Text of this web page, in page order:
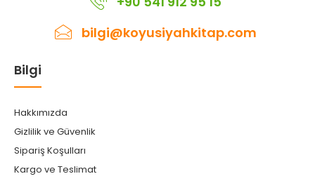
bilgi@koyusiyahkitap.com
Bilgi
Hakkımızda
Gizlilik ve Güvenlik
Sipariş Koşulları
Kargo ve Teslimat